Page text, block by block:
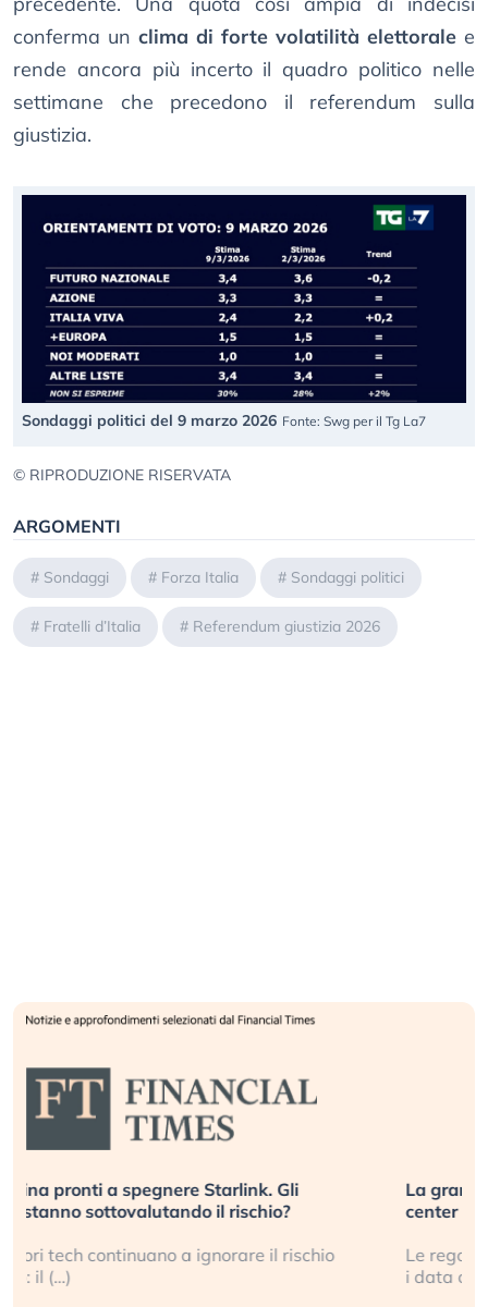
conferma un clima di forte volatilità elettorale e
rende ancora più incerto il quadro politico nelle
settimane che precedono il referendum sulla
giustizia.
Sondaggi politici del 9 marzo 2026 Fonte: Swg per il Tg La7
© RIPRODUZIONE RISERVATA
ARGOMENTI
# Sondaggi # Forza Italia # Sondaggi politici
# Fratelli d’Italia # Referendum giustizia 2026
La grande operazione di insabbiamento sui data
center per l’AI, spiegata sul Financial Times
Le regole sulla trasparenza sembrano non valere per
i data center e le big (…)